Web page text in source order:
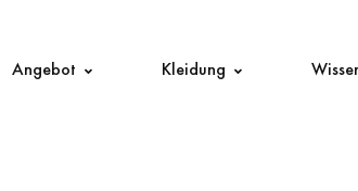
Angebot Kleidung